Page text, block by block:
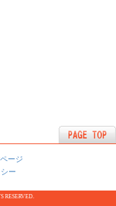
ージ
ー
RESERVED.